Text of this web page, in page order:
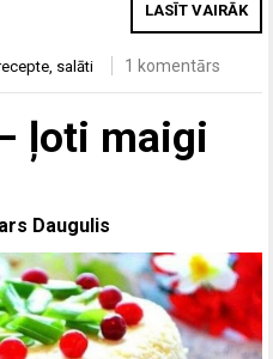
LASĪT VAIRĀK
, salāti 1 komentārs
ļoti maigi
Daugulis